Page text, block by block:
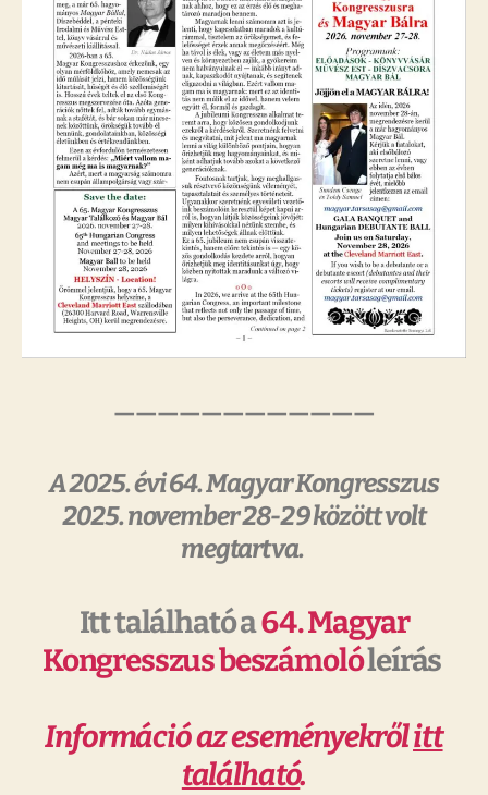
————————————
A 2025. évi 64. Magyar Kongresszus
2025. november 28-29 között volt
megtartva.
Itt található a64. Magyar
Kongresszus beszámolóleírás
Információ az eseményekrőlitt
található.